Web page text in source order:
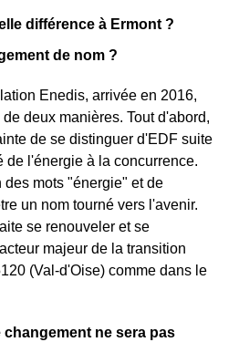
différence à Ermont ?
de nom ?
Enedis, arrivée en 2016,
deux manières. Tout d'abord,
de se distinguer d'EDF suite
de l'énergie à la concurrence.
mots "énergie" et de
un nom tourné vers l'avenir.
se renouveler et se
majeur de la transition
(Val-d'Oise) comme dans le
ne sera pas